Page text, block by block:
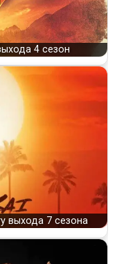
4 сезон
выхода 7 сезона